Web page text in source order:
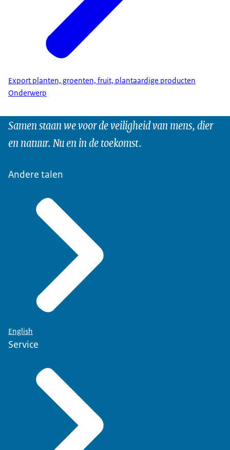
Export planten, groenten, fruit, plantaardige producten
Onderwerp
Samen staan we voor de veiligheid van mens, dier
en natuur. Nu en in de toekomst.
Andere talen
English
Service